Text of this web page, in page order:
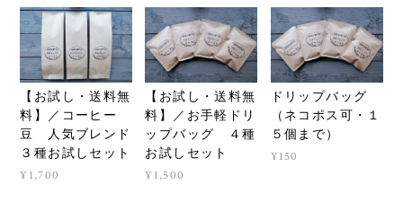
【お試し・送料無
料】／コーヒー
豆 人気ブレンド
３種お試しセット
¥1,700
【お試し・送料無
料】／お手軽ドリ
ップバッグ ４種
お試しセット
¥1,500
ドリップバッグ
（ネコポス可・１
５個まで）
¥150